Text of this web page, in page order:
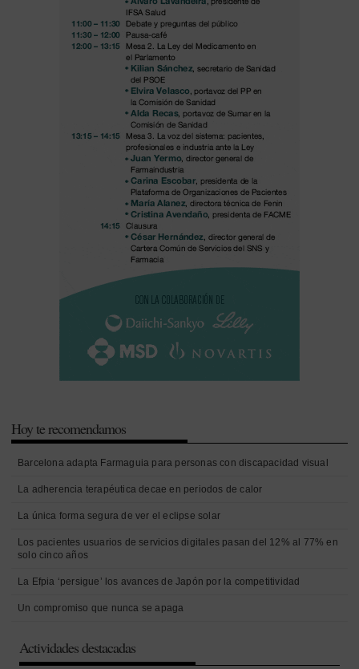
Hoy te recomendamos
Barcelona adapta Farmaguia para personas con discapacidad visual
La adherencia terapéutica decae en periodos de calor
La única forma segura de ver el eclipse solar
Los pacientes usuarios de servicios digitales pasan del 12% al 77% en
solo cinco años
La Efpia ‘persigue’ los avances de Japón por la competitividad
Un compromiso que nunca se apaga
Actividades destacadas